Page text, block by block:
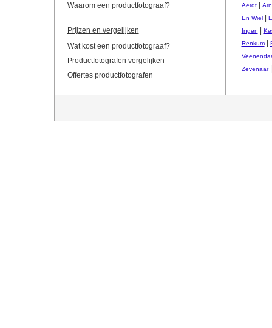
Waarom een productfotograaf?
Prijzen en vergelijken
Wat kost een productfotograaf?
Productfotografen vergelijken
Offertes productfotografen
Aerdt|
En Wiel|
Ingen
Renkum|
Zevenaar|